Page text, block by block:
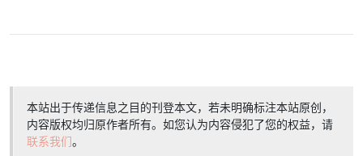
本站出于传递信息之目的刊登本文，若未明确标注本站原创，
内容版权均归原作者所有。如您认为内容侵犯了您的权益，请
联系我们。